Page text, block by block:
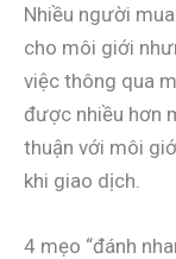
Nhiều người
cho môi giới
việc thông qua
được nhiều hơn
thuận với môi
khi giao dịch.
4 mẹo “đánh